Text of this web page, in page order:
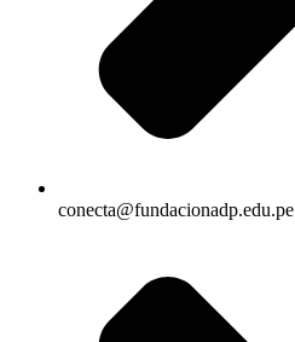
conecta@fundacionadp.edu.pe